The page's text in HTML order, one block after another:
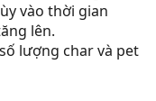
vào thời gian
lên.
lượng char và pet